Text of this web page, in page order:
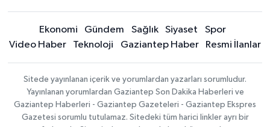
Ekonomi Gündem Sağlık Siyaset
Spor
Video Haber
Teknoloji Gaziantep Haber Resmi İlanlar
Sitede yayınlanan içerik ve yorumlardan yazarları sorumludur.
Yayınlanan yorumlardan Gaziantep Son Dakika Haberleri ve
Gaziantep Haberleri - Gaziantep Gazeteleri - Gaziantep Ekspres
Gazetesi sorumlu tutulamaz. Sitedeki tüm harici linkler ayrı bir